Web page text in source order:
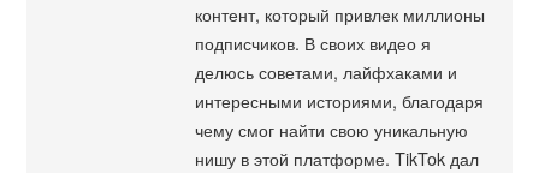
контент, который привлек миллионы
подписчиков. В своих видео я
делюсь советами, лайфхаками и
интересными историями, благодаря
чему смог найти свою уникальную
нишу в этой платформе. TikTok дал